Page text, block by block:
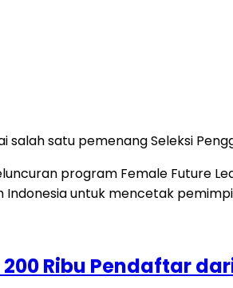
satu pemenang Seleksi
200 Ribu Pendaftar